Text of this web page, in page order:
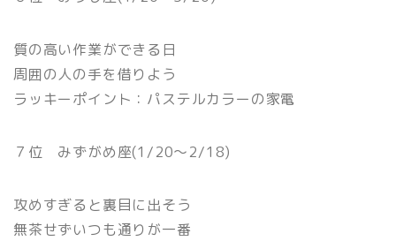
質の高い作業ができる日
周囲の人の手を借りよう
ラッキーポイント：パステルカラーの家電
７位 みずがめ座(1/20〜2/18)
攻めすぎると裏目に出そう
無茶せずいつも通りが一番